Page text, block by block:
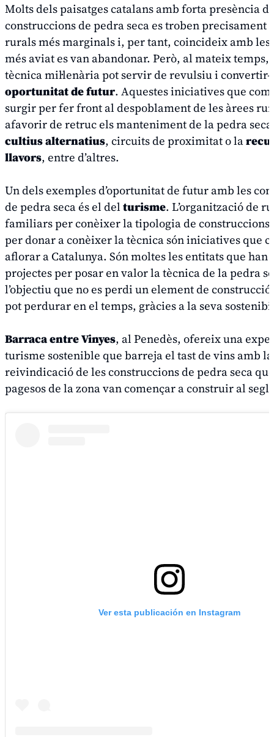
Molts dels paisatges catalans amb forta presència
construccions de pedra seca es troben precisament
rurals més marginals i, per tant, coincideix amb les
més aviat es van abandonar. Però, al mateix temps,
tècnica mil·lenària pot servir de revulsiu i convertir-
oportunitat de futur. Aquestes iniciatives que
surgir per fer front al despoblament de les àrees
afavorir de retruc els manteniment de la pedra seca
cultius alternatius, circuits de proximitat o la
llavors, entre d’altres.
Un dels exemples d’oportunitat de futur amb les
de pedra seca és el delturisme. L’organització de
familiars per conèixer la tipologia de construccions
per donar a conèixer la tècnica són iniciatives que
aflorar a Catalunya. Són moltes les entitats que han
projectes per posar en valor la tècnica de la pedra
l’objectiu que no es perdi un element de
pot perdurar en el temps, gràcies a la seva
Barraca entre Vinyes, al Penedès, ofereix una
turisme sostenible que barreja el tast de vins amb la
reivindicació de les construccions de pedra seca
pagesos de la zona van començar a construir al
Ver esta publicación en Instagram